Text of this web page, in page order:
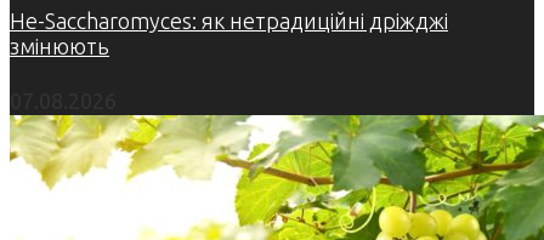
Не-Saccharomyces: як нетрадиційні дріжджі
змінюють